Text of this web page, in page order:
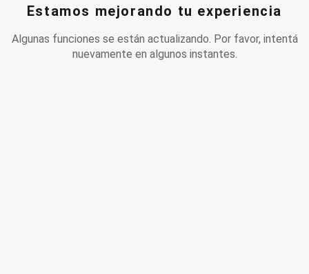
Estamos mejorando tu experiencia
Algunas funciones se están actualizando. Por favor, intentá
nuevamente en algunos instantes.